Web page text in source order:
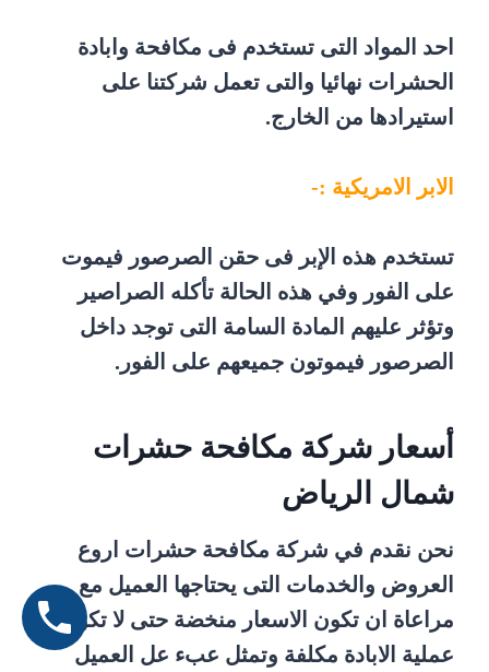
احد المواد التى تستخدم فى مكافحة وابادة
الحشرات نهائيا والتى تعمل شركتنا على
استيرادها من الخارج.
الابر الامريكية :-
تستخدم هذه الإبر فى حقن الصرصور فيموت
على الفور وفي هذه الحالة تأكله الصراصير
وتؤثر عليهم المادة السامة التى توجد داخل
الصرصور فيموتون جميعهم على الفور.
أسعار شركة مكافحة حشرات
شمال الرياض
نحن نقدم في شركة مكافحة حشرات اروع
العروض والخدمات التى يحتاجها العميل مع
مراعاة ان تكون الاسعار منخضة حتى لا تكون
عملية الابادة مكلفة وتمثل عبء عل العميل